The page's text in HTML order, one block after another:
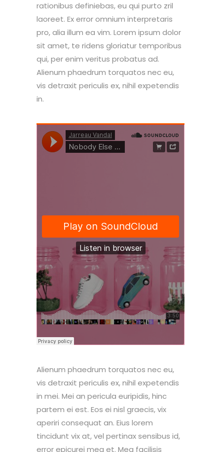
rationibus definiebas, eu qui purto zril
laoreet. Ex error omnium interpretaris
pro, alia illum ea vim. Lorem ipsum dolor
sit amet, te ridens gloriatur temporibus
qui, per enim veritus probatus ad.
Alienum phaedrum torquatos nec eu,
vis detraxit periculis ex, nihil expetendis
in.
Alienum phaedrum torquatos nec eu,
vis detraxit periculis ex, nihil expetendis
in mei. Mei an pericula euripidis, hinc
partem ei est. Eos ei nisl graecis, vix
aperiri consequat an. Eius lorem
tincidunt vix at, vel pertinax sensibus id,
error epicurei mea et. Mea facilisis